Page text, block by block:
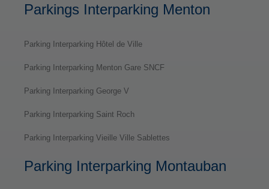
Parkings Interparking Menton
Parking Interparking Hôtel de Ville
Parking Interparking Menton Gare SNCF
Parking Interparking George V
Parking Interparking Saint Roch
Parking Interparking Vieille Ville Sablettes
Parking Interparking Montauban